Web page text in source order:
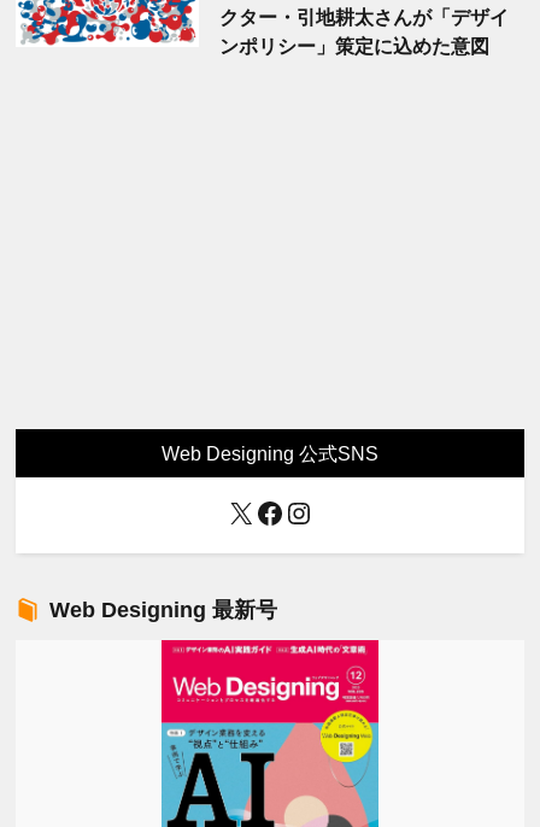
クター・引地耕太さんが「デザイ
ンポリシー」策定に込めた意図
Web Designing 公式SNS
X Facebook
Instagram
Web Designing 最新号